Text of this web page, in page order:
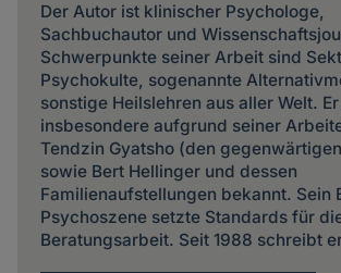
Der Autor ist klinischer Psychologe,
Sachbuchautor und
Schwerpunkte seiner Arbeit sind
Psychokulte, sogenannte
sonstige Heilslehren aus aller Welt.
insbesondere aufgrund seiner
Tendzin Gyatsho (den
sowie Bert Hellinger und dessen
Familienaufstellungen bekannt. Sein
Psychoszene setzte Standards für
Beratungsarbeit. Seit 1988 schreibt